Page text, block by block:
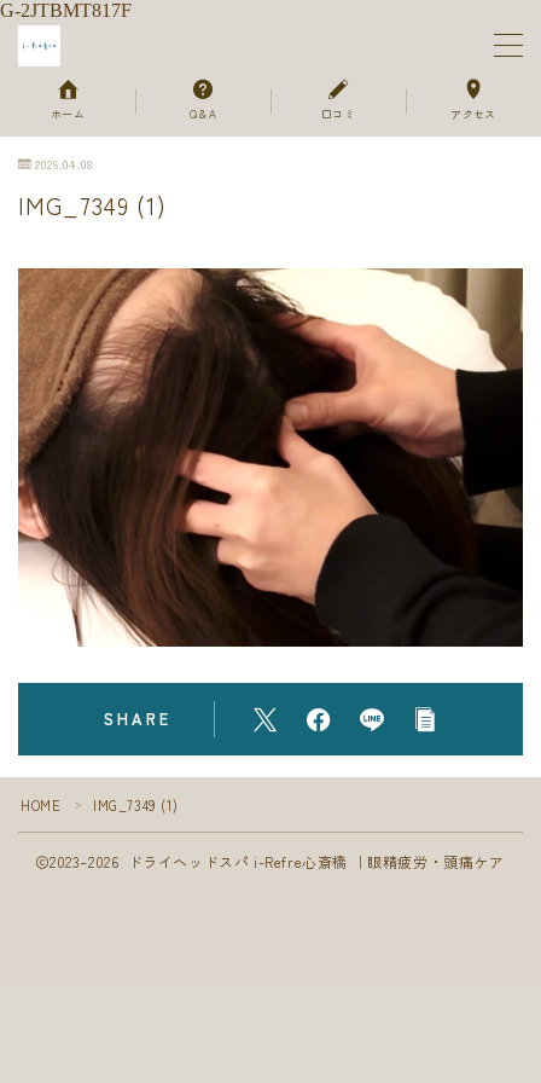
G-2JTBMT817F
MENU
ホーム
セラピスト
ご利用の流れ
よくあるご質問
お客様のお声
フォト
ブログ
ホーム Q＆A 口コミ アクセス
2026.04.08
IMG_7349 (1)
SHARE
HOME ＞ IMG_7349 (1)
2023–2026 ドライヘッドスパ i-Refre心斎橋 ｜眼精疲労・頭痛ケア